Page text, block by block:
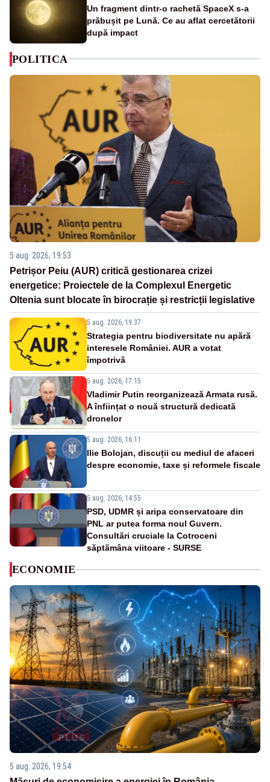
Un fragment dintr-o rachetă SpaceX s-a
prăbușit pe Lună. Ce au aflat cercetătorii
după impact
POLITICA
5 aug. 2026, 19:53
Petrișor Peiu (AUR) critică gestionarea crizei
energetice: Proiectele de la Complexul Energetic
Oltenia sunt blocate în birocrație și restricții legislative
5 aug. 2026, 19:37
Strategia pentru biodiversitate nu apără
interesele României. AUR a votat
împotrivă
5 aug. 2026, 17:15
Vladimir Putin reorganizează Armata rusă.
A înființat o nouă structură dedicată
dronelor
5 aug. 2026, 16:11
Ilie Bolojan, discuții cu mediul de afaceri
despre economie, taxe și reformele fiscale
5 aug. 2026, 14:55
PSD, UDMR și aripa conservatoare din
PNL ar putea forma noul Guvern.
Consultări cruciale la Cotroceni
săptămâna viitoare - SURSE
ECONOMIE
5 aug. 2026, 19:54